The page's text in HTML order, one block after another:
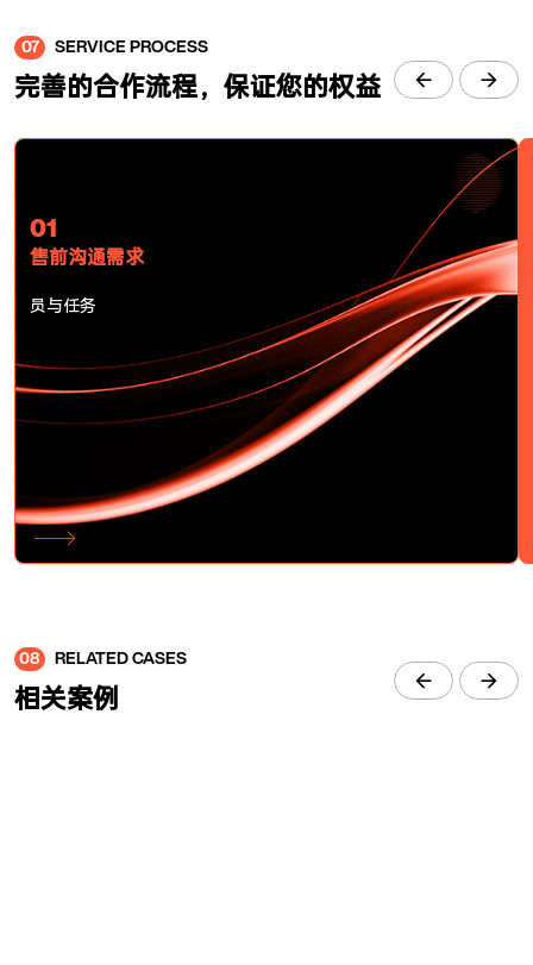
07 SERVICE PROCESS
完善的合作流程，保证您的权益
01
售前沟通需求
员与任务
08 RELATED CASES
相关案例